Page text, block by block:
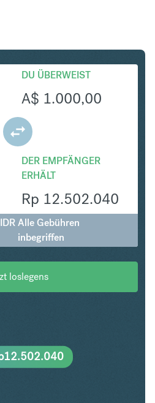
DU ÜBERWEIST
A$ 1.000,00
DER EMPFÄNGER
ERHÄLT
Rp 12.502.040
Alle Gebühren
inbegriffen
loslegens
12.502.040